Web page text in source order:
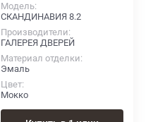
Модель
СКАНДИНАВИЯ 8.2
Производители
ГАЛЕРЕЯ ДВЕРЕЙ
Материал отделки
Эмаль
Цвет
Мокко